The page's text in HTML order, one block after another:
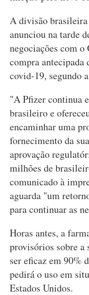
A divisão
anunciou na tarde
negociações com
compra antecipada
covid-19, segundo
"A Pfizer continua
brasileiro e
encaminhar uma
fornecimento da
aprovação
milhões de
comunicado à
aguarda "um
para continuar as
Horas antes, a
provisórios sobre a
ser eficaz em 90%
pedirá o uso em
Estados Unidos.